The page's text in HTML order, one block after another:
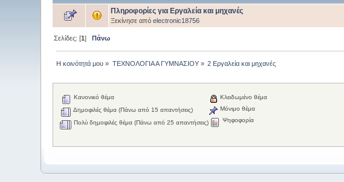
Πληροφορίες για Εργαλεία και μηχανές
Ξεκίνησε απόelectronic18756
Σελίδες: [1]Πάνω
Η κοινότητά μου » ΤΕΧΝΟΛΟΓΙΑ Α ΓΥΜΝΑΣΙΟΥ» 2 Εργαλεία και μηχανές
Κανονικό θέμα
Δημοφιλές θέμα (Πάνω από 15 απαντήσεις)
Πολύ δημοφιλές θέμα (Πάνω από 25 απαντήσεις)
Κλειδωμένο θέμα
Μόνιμο θέμα
Ψηφοφορία